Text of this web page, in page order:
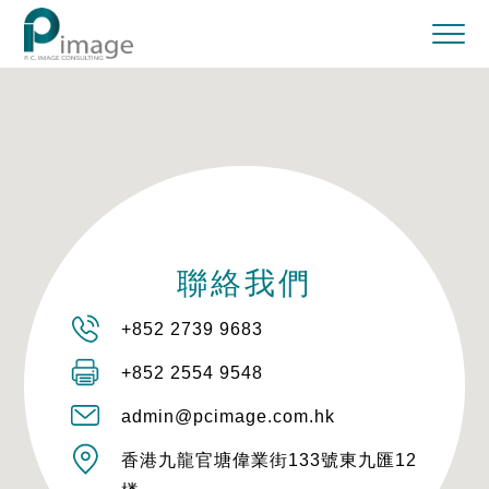
聯絡我們
+852 2739 9683
+852 2554 9548
admin@pcimage.com.hk
香港九龍官塘偉業街133號東九匯12